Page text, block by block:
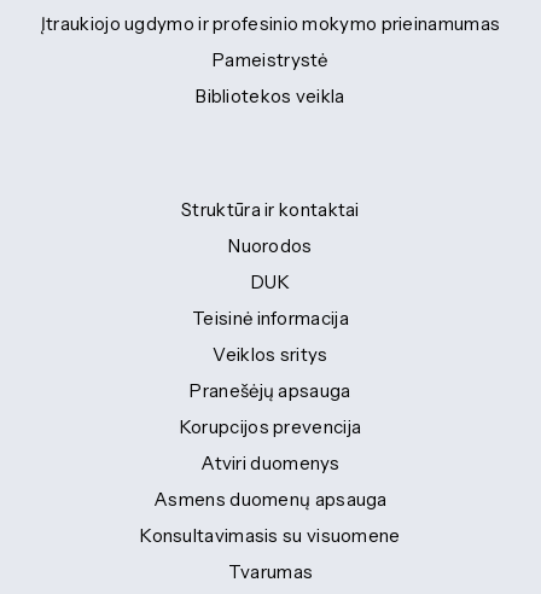
Įtraukiojo ugdymo ir profesinio mokymo prieinamumas
Pameistrystė
Bibliotekos veikla
Struktūra ir kontaktai
Nuorodos
DUK
Teisinė informacija
Veiklos sritys
Pranešėjų apsauga
Korupcijos prevencija
Atviri duomenys
Asmens duomenų apsauga
Konsultavimasis su visuomene
Tvarumas